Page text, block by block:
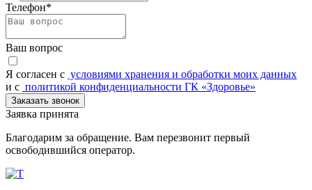
Телефон*
Ваш вопрос
Я согласен c условиями хранения и обработки моих данных
и с политикой конфиденциальности ГК «Здоровье»
Заказать звонок
Заявка принята
Благодарим за обращение. Вам перезвонит первый
освободившийся оператор.